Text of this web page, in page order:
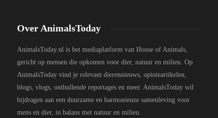
Over AnimalsToday
AnimalsToday.nl is het mediaplatform van House of Animals,
gericht op mensen die opkomen voor dier, natuur en milieu. Op
AnimalsToday vind je relevant dierennieuws, opinieartikelen,
blogs, vlogs, onthullende reportages en meer. AnimalsToday wil
bijdragen aan een duurzame en harmonieuze samenleving voor
mens en dier, in balans met natuur en milieu.